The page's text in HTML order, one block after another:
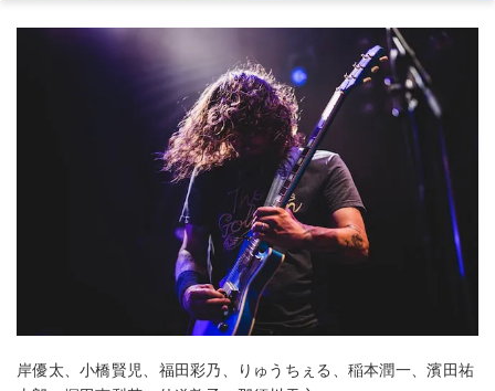
岸優太、小橋賢児、福田彩乃、りゅうちぇる、稲本潤一、濱田祐